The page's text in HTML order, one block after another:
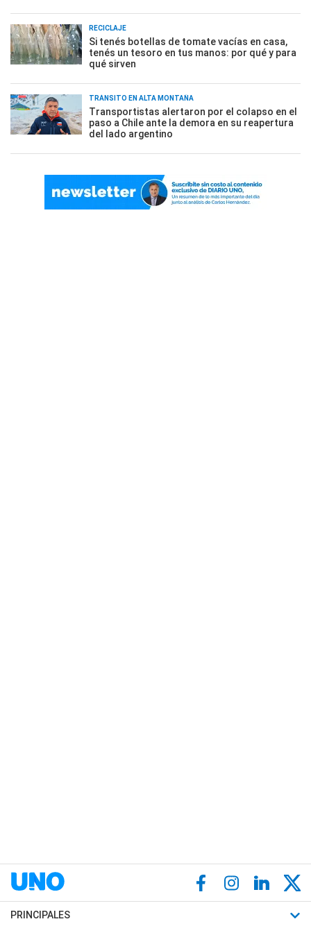
RECICLAJE
Si tenés botellas de tomate vacías en casa,
tenés un tesoro en tus manos: por qué y para
qué sirven
TRÁNSITO EN ALTA MONTAÑA
Transportistas alertaron por el colapso en el
paso a Chile ante la demora en su reapertura
del lado argentino
PRINCIPALES